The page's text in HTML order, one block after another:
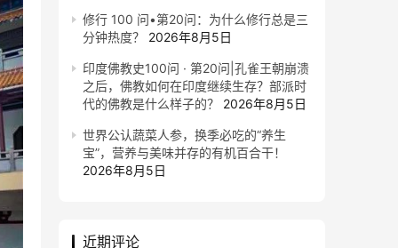
修行 100 问•第20问：为什么修行总是三
分钟热度？
2026年8月5日
印度佛教史100问 · 第20问|孔雀王朝崩溃
之后，佛教如何在印度继续生存？部派时
代的佛教是什么样子的？
2026年8月5日
世界公认蔬菜人参，换季必吃的“养生
宝”，营养与美味并存的有机百合干！
2026年8月5日
近期评论